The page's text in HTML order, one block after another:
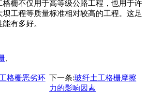
栅不仅用于高等级公路工程，也用于许
坝工程等质量标准相对较高的工程。这足
多好。
格栅恶劣环 下一条:玻纤土工格栅摩擦
力的影响因素